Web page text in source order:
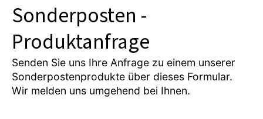
Sonderposten -
Produktanfrage
Senden Sie uns Ihre Anfrage zu einem unserer
Sonderpostenprodukte über dieses Formular.
Wir melden uns umgehend bei Ihnen.